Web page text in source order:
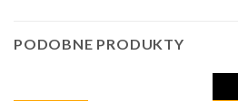
PODOBNE PRODUKTY